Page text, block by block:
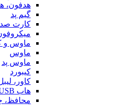
هدفون،
گیم پد
کارت صدا
ماوس و
ماوس
ماوس پد
کیبورد
کاور،
هاب USB
محافظ،